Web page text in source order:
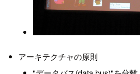
アーキテクチャの原則